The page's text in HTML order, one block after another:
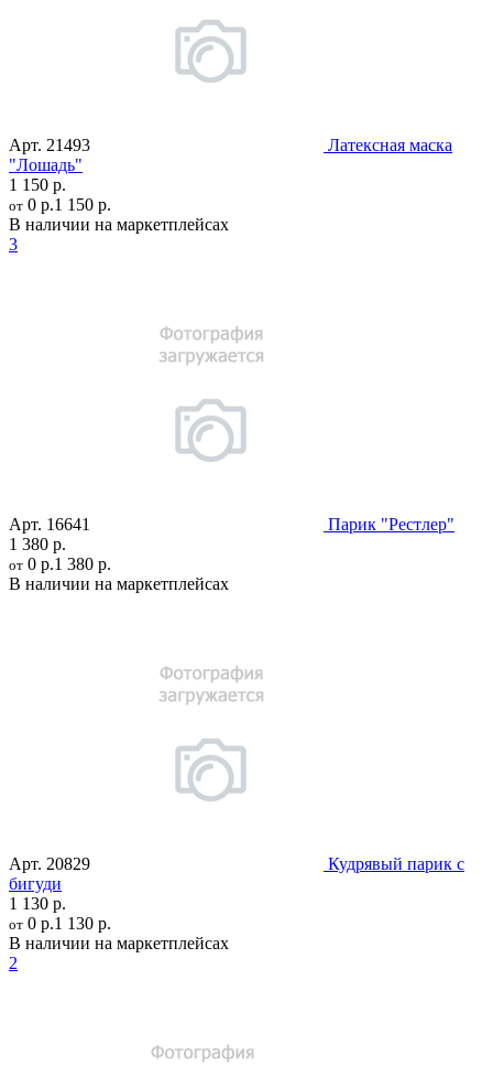
Арт. 21493
Латексная маска
"Лошадь"
1 150 р.
от 0 р.1 150 р.
В наличии на маркетплейсах
3
Арт. 16641
Парик "Рестлер"
1 380 р.
от 0 р.1 380 р.
В наличии на маркетплейсах
Арт. 20829
Кудрявый парик с
бигуди
1 130 р.
от 0 р.1 130 р.
В наличии на маркетплейсах
2